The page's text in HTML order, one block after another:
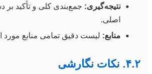
نتیجه‌گیری: جمع‌بندی کلی و تأکید بر
اصلی.
منابع: لیست دقیق تمامی منابع مورد
۴.۲. نکات نگارشی